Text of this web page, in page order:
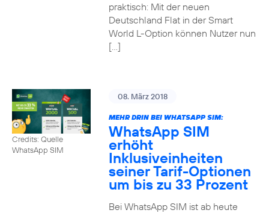
praktisch: Mit der neuen
Deutschland Flat in der Smart
World L-Option können Nutzer nun
[…]
Credits: Quelle
WhatsApp SIM
08. März 2018
MEHR DRIN BEI WHATSAPP SIM:
WhatsApp SIM
erhöht
Inklusiveinheiten
seiner Tarif-Optionen
um bis zu 33 Prozent
Bei WhatsApp SIM ist ab heute